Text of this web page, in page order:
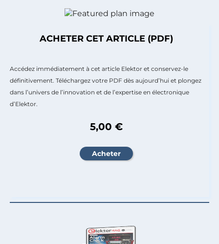
ACHETER CET ARTICLE (PDF)
Accédez immédiatement à cet article Elektor et conservez-le
définitivement. Téléchargez votre PDF dès aujourd’hui et plongez
dans l’univers de l’innovation et de l’expertise en électronique
d’Elektor.
5,00 €